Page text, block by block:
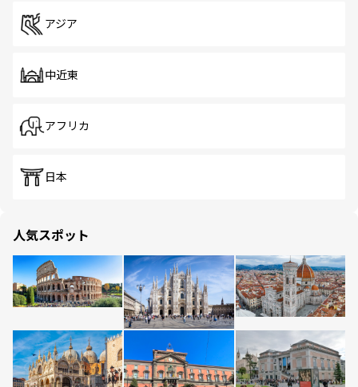
アジア
中近東
アフリカ
日本
人気スポット